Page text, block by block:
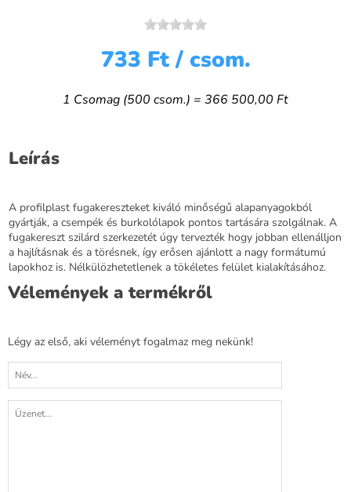
733 Ft / csom.
1 Csomag (500 csom.) = 366 500,00 Ft
Leírás
A profilplast fugakereszteket kiváló minőségű alapanyagokból
gyártják, a csempék és burkolólapok pontos tartására szolgálnak. A
fugakereszt szilárd szerkezetét úgy tervezték hogy jobban ellenálljon
a hajlításnak és a törésnek, így erősen ajánlott a nagy formátumú
lapokhoz is. Nélkülözhetetlenek a tökéletes felület kialakításához.
Vélemények a termékről
Légy az első, aki véleményt fogalmaz meg nekünk!